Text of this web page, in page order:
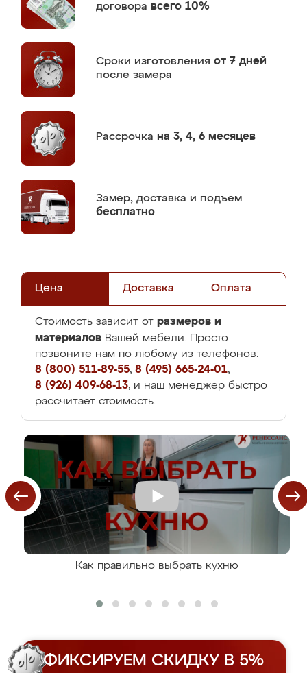
договора всего 10%
Сроки изготовления от 7 дней
после замера
Рассрочка на 3, 4, 6 месяцев
Замер, доставка и подъем
бесплатно
Цена Доставка Оплата
Стоимость зависит от размеров и
материалов Вашей мебели. Просто
позвоните нам по любому из телефонов:
8 (800) 511-89-55, 8 (495) 665-24-01,
8 (926) 409-68-13, и наш менеджер быстро
рассчитает стоимость.
Как правильно выбрать кухню
ФИКСИРУЕМ СКИДКУ В 5%